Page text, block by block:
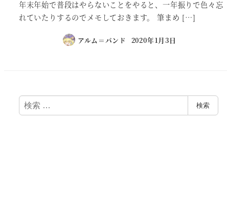
年末年始で普段はやらないことをやると、一年振りで色々忘
れていたりするのでメモしておきます。 筆まめ […]
アルム＝バンド 2020年1月3日
検
索
検索